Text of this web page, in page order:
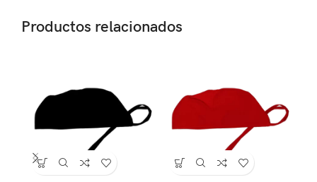
Productos relacionados